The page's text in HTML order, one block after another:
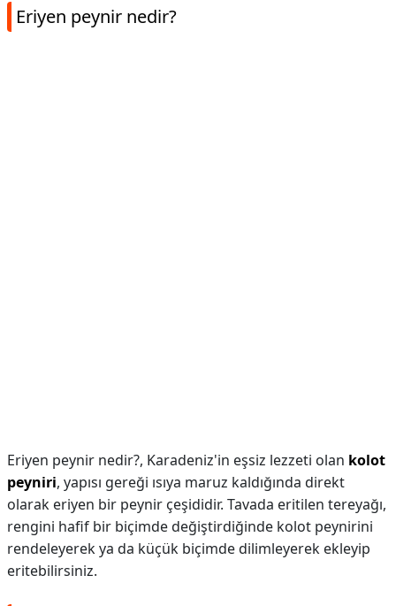
Eriyen peynir nedir?
Eriyen peynir nedir?, Karadeniz'in eşsiz lezzeti olan kolot
peyniri, yapısı gereği ısıya maruz kaldığında direkt
olarak eriyen bir peynir çeşididir. Tavada eritilen tereyağı,
rengini hafif bir biçimde değiştirdiğinde kolot peynirini
rendeleyerek ya da küçük biçimde dilimleyerek ekleyip
eritebilirsiniz.